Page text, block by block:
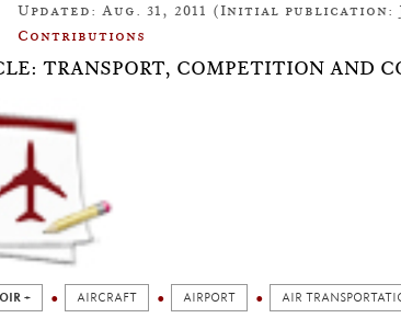
Updated: Aug. 31, 2011 (Initial publication:
Contributions
TRANSPORT, COMPETITION AND
+ AIRCRAFT AIRPORT AIR